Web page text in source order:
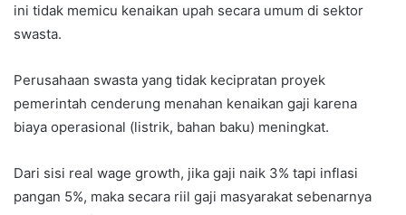
ini tidak memicu kenaikan upah secara umum di sektor
swasta.
Perusahaan swasta yang tidak kecipratan proyek
pemerintah cenderung menahan kenaikan gaji karena
biaya operasional (listrik, bahan baku) meningkat.
Dari sisi real wage growth, jika gaji naik 3% tapi inflasi
pangan 5%, maka secara riil gaji masyarakat sebenarnya